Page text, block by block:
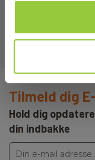
Tilmeld dig
Hold dig
din indbakke